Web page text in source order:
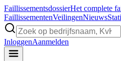
FaillissementsdossierHet complete
FaillissementenVeilingenNieuws
InloggenAanmelden